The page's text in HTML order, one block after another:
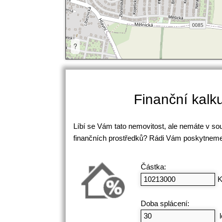
?
Finanční
Líbí se Vám tato nemovitost, ale nemáte v
finančních prostředků? Rádi Vám
Částka:
Doba splácení: